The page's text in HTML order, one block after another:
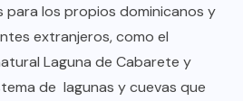
para los propios dominicanos y
extranjeros, como el
Laguna de Cabarete y
de lagunas y cuevas que